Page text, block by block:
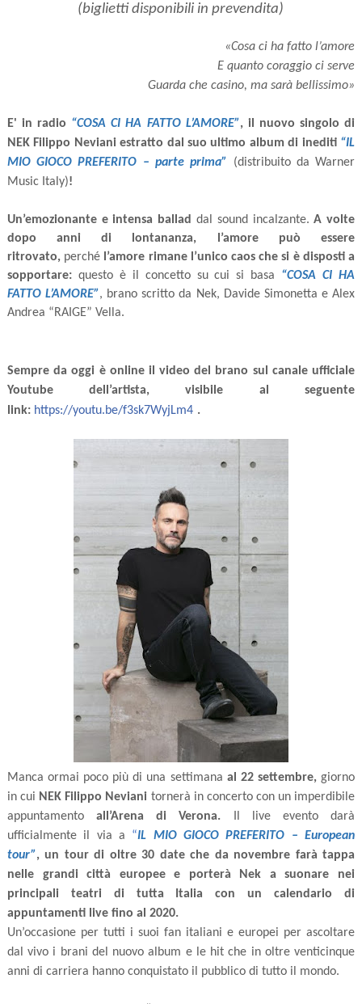
(biglietti disponibili in prevendita)
«Cosa ci ha fatto l’amore
E quanto coraggio ci serve
Guarda che casino, ma sarà bellissimo»
E' in radio “COSA CI HA FATTO L’AMORE”, il nuovo singolo di
NEK Filippo Neviani estratto dal suo ultimo album di inediti “IL
MIO GIOCO PREFERITO – parte prima”
(distribuito da Warner
Music Italy)!
Un’emozionante e intensa ballad dal sound incalzante.A volte
dopo anni di lontananza, l’amore può essere
ritrovato,perché l’amore rimane l’unico caos che si è disposti a
sopportare: questo è il concetto su cui si basa “COSA CI HA
FATTO L’AMORE”, brano scritto da Nek, Davide Simonetta e Alex
Andrea “RAIGE” Vella.
Sempre da oggi è online il video del brano sul canale ufficiale
Youtube dell’artista, visibile al seguente
link: https://youtu.be/f3sk7WyjLm4 .
Manca ormai poco più di una settimana al 22 settembre,giorno
in cui NEK Filippo Neviani tornerà in concerto con un imperdibile
appuntamentoall’Arena di Verona. Il live evento darà
ufficialmente il via a
“IL MIO GIOCO PREFERITO – European
tour”, un tour di oltre 30 date che da novembre farà tappa
nelle grandi città europee e porterà Nek a suonare nei
principali teatri di tutta Italia con un calendario di
appuntamenti live fino al 2020.
Un’occasione per tutti i suoi fan italiani e europei per ascoltare
dal vivo i brani del nuovo album e le hit che in oltre venticinque
anni di carriera hanno conquistato il pubblico di tutto il mondo.